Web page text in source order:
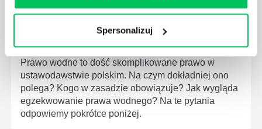
Spersonalizuj
KTO EGZEKWUJE PRAWO WODNE?
Prawo wodne to dość skomplikowane prawo w
ustawodawstwie polskim. Na czym dokładniej ono
polega? Kogo w zasadzie obowiązuje? Jak wygląda
egzekwowanie prawa wodnego? Na te pytania
odpowiemy pokrótce poniżej.